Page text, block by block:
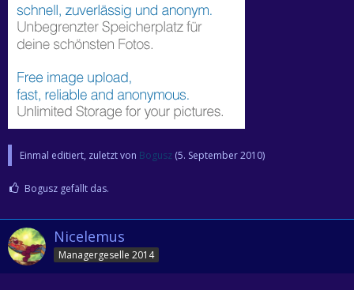
Einmal editiert, zuletzt von Bogusz (5. September 2010)
Bogusz gefällt das.
Nicelemus
Managergeselle 2014